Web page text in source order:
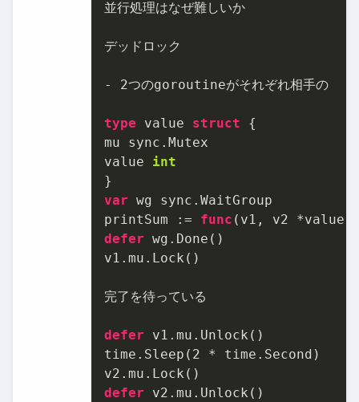
並行処理はなぜ難しいか
デッドロック
- 2つのgoroutineがそれぞれ相手の
type value struct {
mu sync.Mutex
value int
var wg sync.WaitGroup
printSum := func (v1, v2 *value)
defer wg.Done()
v1.mu.Lock()
完了を待っている
defer v1.mu.Unlock()
time.Sleep( 2 * time.Second)
defer v2.mu.Unlock()